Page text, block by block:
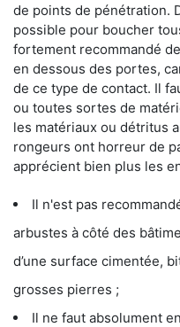
de points de pénétration.
possible pour boucher
fortement recommandé
en dessous des portes,
de ce type de contact. Il
ou toutes sortes de
les matériaux ou détritus
rongeurs ont horreur de
apprécient bien plus les
Il n'est pas
arbustes à côté des
d’une surface cimentée,
grosses pierres ;
Il ne faut absolument